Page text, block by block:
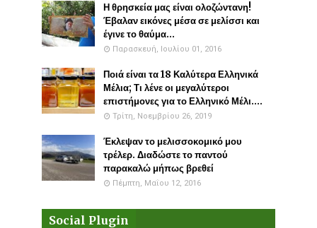
Η θρησκεία μας είναι ολοζώντανη!
Έβαλαν εικόνες μέσα σε μελίσσι και
έγινε το θαύμα...
Παρασκευή, Ιουλίου 01, 2016
Ποιά είναι τα 18 Καλύτερα Ελληνικά
Μέλια; Τι λένε οι μεγαλύτεροι
επιστήμονες για το Ελληνικό Μέλι....
Τρίτη, Νοεμβρίου 26, 2019
Έκλεψαν το μελισσοκομικό μου
τρέλερ. Διαδώστε το παντού
παρακαλώ μήπως βρεθεί
Πέμπτη, Μαΐου 12, 2016
Social Plugin